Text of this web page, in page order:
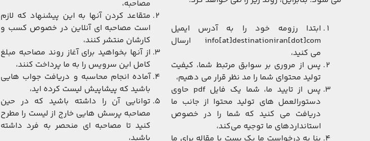
ابتدا رزومه خود را به آدرس ایمیل
info[at]destinationiran[dot]com ارسال
می کنید،
پس از مروری بر سوابق مرتبط شما، کیفیت
تولید محتوای شما را مد نظر قرار می دهیم،
پس از تایید ما، شما یک فایل pdf حاوی
دستورالعمل های تولید محتوا از جانب ما
دریافت می کنید که شما را در خصوص
استانداردهای ما توجیه می‌کند،
مصاحبه،
متقاعد کردن آنها به این پیشنهاد که لازم
است مصاحبه ای آنلاین در خصوص کسب و
کارشان منتشر کنند،
از آنها بخواهید برای آغاز روند مصاحبه مبلغ
کامل این سرویس را به ما پرداخت کنند،
آماده انجام محاسبه و دریافت جواب هایی
باشید که پیشاپیش لیست کرده اید،
توانایی آن را داشته باشید که در حین
مصاحبه پرسش هایی خارج از لیست را مطرح
کنید تا مصاحبه ای منحصر به فرد داشته
باشید،